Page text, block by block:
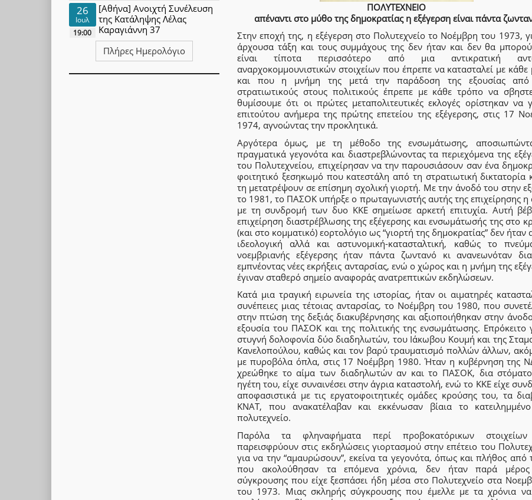
ΠΟΛΥΤΕΧΝΕΙΟ
απέναντι στο μύθο της δημοκρατίας η εξέγερση είναι πάντα
Στην εποχή της, η εξέγερση στο Πολυτεχνείο το Νοέμβρη του 1973,
άρχουσα τάξη και τους συμμάχους της δεν ήταν και δεν θα
είναι τίποτα περισσότερο από μια αντικρατική
αναρχοκομμουνιστικών στοιχείων που έπρεπε να κατασταλεί με κάθε
και που η μνήμη της μετά την παράδοση της εξουσίας από
στρατιωτικούς στους πολιτικούς έπρεπε με κάθε τρόπο να
θυμίσουμε ότι οι πρώτες μεταπολιτευτικές εκλογές ορίστηκαν να
επιτούτου ανήμερα της πρώτης επετείου της εξέγερσης, στις 17
1974, αγνοώντας την προκλητικά.
Αργότερα όμως, με τη μέθοδο της ενσωμάτωσης,
πραγματικά γεγονότα και διαστρεβλώνοντας τα περιεχόμενα της
του Πολυτεχνείου, επιχείρησαν να την παρουσιάσουν σαν ένα
φοιτητικό ξεσηκωμό που κατεστάλη από τη στρατιωτική δικτατορία
τη μετατρέψουν σε επίσημη σχολική γιορτή. Με την άνοδό του στην
το 1981, το ΠΑΣΟΚ υπήρξε ο πρωταγωνιστής αυτής της επιχείρησης η
με τη συνδρομή των δυο ΚΚΕ σημείωσε αρκετή επιτυχία. Αυτή
επιχείρηση διαστρέβλωσης της εξέγερσης και ενσωμάτωσής της στο
(και στο κομματικό) εορτολόγιο ως “γιορτή της δημοκρατίας” δεν ήταν
ιδεολογική αλλά και αστυνομική-κατασταλτική, καθώς το
νοεμβριανής εξέγερσης ήταν πάντα ζωντανό κι ανανεωνόταν
εμπνέοντας νέες εκρήξεις ανταρσίας, ενώ ο χώρος και η μνήμη της
έγιναν σταθερό σημείο αναφοράς ανατρεπτικών εκδηλώσεων.
Κατά μια τραγική ειρωνεία της ιστορίας, ήταν οι αιματηρές
συνέπειες μιας τέτοιας ανταρσίας, το Νοέμβρη του 1980, που
στην πτώση της δεξιάς διακυβέρνησης και αξιοποιήθηκαν στην
εξουσία του ΠΑΣΟΚ και της πολιτικής της ενσωμάτωσης. Επρόκειτο
στυγνή δολοφονία δύο διαδηλωτών, του Ιάκωβου Κουμή και της
Κανελοπούλου, καθώς και τον βαρύ τραυματισμό πολλών άλλων,
με πυροβόλα όπλα, στις 17 Νοέμβρη 1980. Ήταν η κυβέρνηση της
χρεώθηκε το αίμα των διαδηλωτών αν και το ΠΑΣΟΚ, δια
ηγέτη του, είχε συναινέσει στην άγρια καταστολή, ενώ το ΚΚΕ είχε
αποφασιστικά με τις εργατοφοιτητικές ομάδες κρούσης του, τα
ΚΝΑΤ, που ανακατέλαβαν και εκκένωσαν βίαια το
πολυτεχνείο.
Παρόλα τα φληναφήματα περί προβοκατόρικων
παρεισφρύουν στις εκδηλώσεις γιορτασμού στην επέτειο του
για να την “αμαυρώσουν”, εκείνα τα γεγονότα, όπως και πλήθος από
που ακολούθησαν τα επόμενα χρόνια, δεν ήταν παρά μέρος
σύγκρουσης που είχε ξεσπάσει ήδη μέσα στο Πολυτεχνείο στα
του 1973. Μιας σκληρής σύγκρουσης που έμελλε με τα χρόνια να
26
Ιουλ
19:00
[Αθήνα] Ανοιχτή Συνέλευση
της Κατάληψης Λέλας
Καραγιάννη 37
Πλήρες Ημερολόγιο